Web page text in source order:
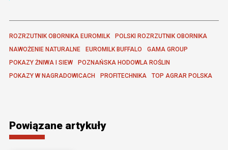
ROZRZUTNIK OBORNIKA EUROMILK
POLSKI ROZRZUTNIK OBORNIKA
NAWOŻENIE NATURALNE
EUROMILK BUFFALO
GAMA GROUP
POKAZY ŻNIWA I SIEW
POZNAŃSKA HODOWLA ROŚLIN
POKAZY W NAGRADOWICACH
PROFITECHNIKA TOP AGRAR POLSKA
Powiązane artykuły